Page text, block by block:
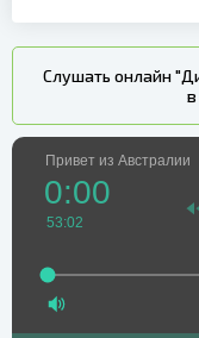
Слушать онлайн
Привет из Австралии
0:00
53:02